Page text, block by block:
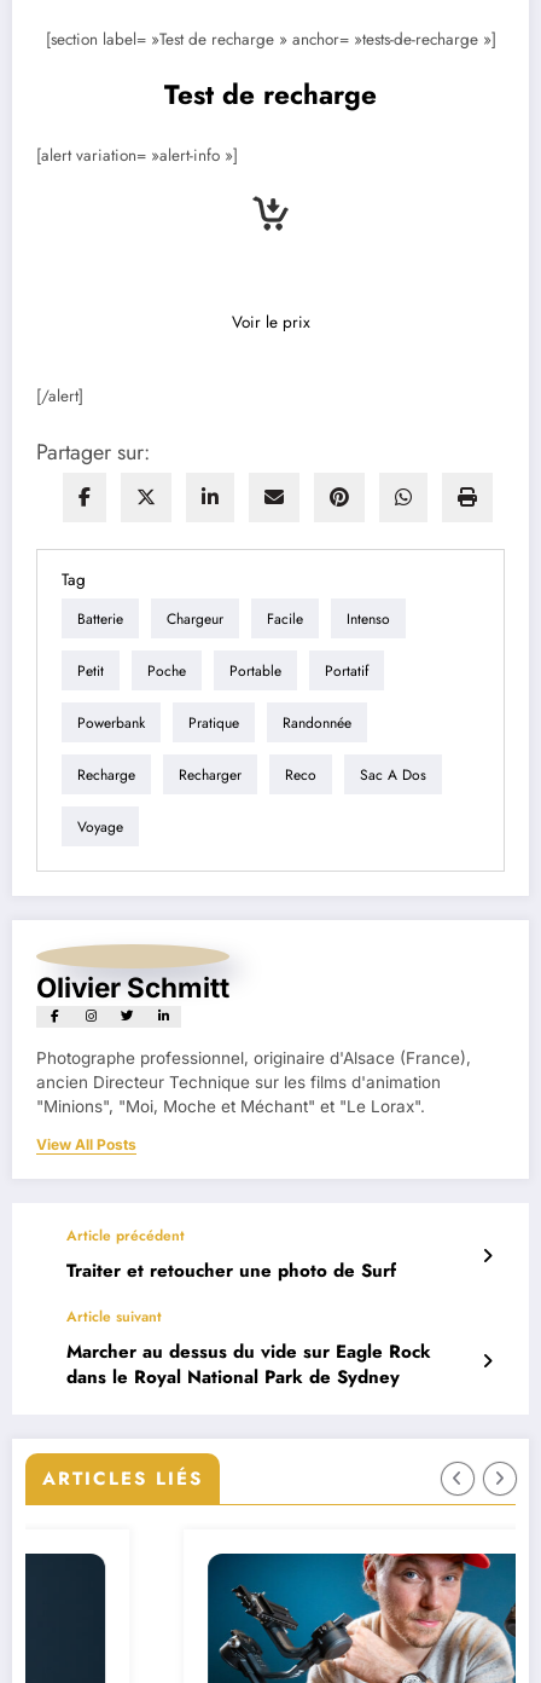
[section label= »Test de recharge » anchor= »tests-de-recharge »]
Test de recharge
[alert variation= »alert-info »]
Voir le prix
[/alert]
Partager sur:
Tag
Batterie Chargeur Facile Intenso
Petit Poche Portable Portatif
Powerbank Pratique Randonnée
Recharge Recharger Reco Sac A Dos
Voyage
Olivier Schmitt
Photographe professionnel, originaire d'Alsace (France),
ancien Directeur Technique sur les films d'animation
"Minions", "Moi, Moche et Méchant" et "Le Lorax".
View All Posts
Article précédent
Traiter et retoucher une photo de Surf
Article suivant
Marcher au dessus du vide sur Eagle Rock
dans le Royal National Park de Sydney
ARTICLES LIÉS